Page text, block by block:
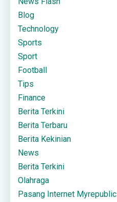
Blog
Technology
Sports
Sport
Football
Tips
Finance
Berita Terkini
Berita Terbaru
Berita Kekinian
News
Berita Terkini
Olahraga
Pasang Internet Myrepublic